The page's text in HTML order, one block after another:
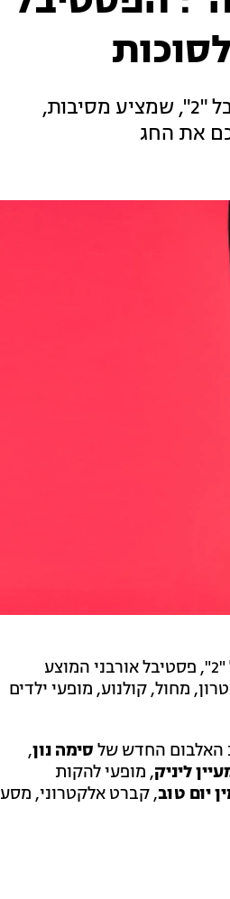
בסוכות הקרוב תוכלו ללכת לבלות בכל הרכב שתבחרו בפסטיבל "2", שמציע מסיבות,
את החג
המועדון הרב-תחומי התל אביבי "המרץ2" מציג את המהדורה הרביעית של "2", פסטיבל אורבני המוצע
מחול, קולנוע, מופעי ילדים
האלבום החדש של סימה נון,
ליניק, מופעי להקות
יום טוב, קברט אלקטרוני, מסע